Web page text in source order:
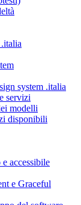
system .italia
servizi
modelli
disponibili
accessibile
e Graceful